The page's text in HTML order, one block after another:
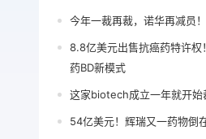
今年一裁再裁，诺华再减员！
8.8亿美元出售抗癌药特许权
药BD新模式
这家biotech成立一年就开始
54亿美元！辉瑞又一药物倒